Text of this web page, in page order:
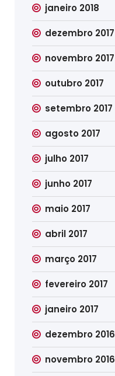
janeiro 2018
dezembro 2017
novembro 2017
outubro 2017
setembro 2017
agosto 2017
julho 2017
junho 2017
maio 2017
abril 2017
março 2017
fevereiro 2017
janeiro 2017
dezembro 2016
novembro 2016